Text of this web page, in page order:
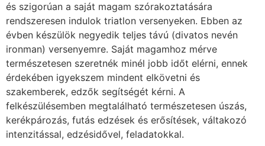
és szigorúan a saját magam szórakoztatására
rendszeresen indulok triatlon versenyeken. Ebben az
évben készülök negyedik teljes távú (divatos nevén
ironman) versenyemre. Saját magamhoz mérve
természetesen szeretnék minél jobb időt elérni, ennek
érdekében igyekszem mindent elkövetni és
szakemberek, edzők segítségét kérni. A
felkészülésemben megtalálható természetesen úszás,
kerékpározás, futás edzések és erősítések, váltakozó
intenzitással, edzésidővel, feladatokkal.